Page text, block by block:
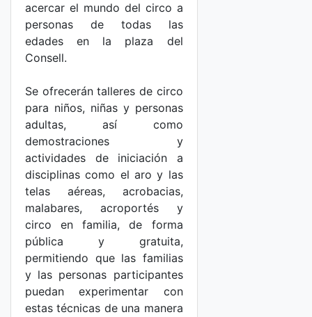
acercar el mundo del circo a
personas de todas las
edades en la plaza del
Consell.
Se ofrecerán talleres de circo
para niños, niñas y personas
adultas, así como
demostraciones y
actividades de iniciación a
disciplinas como el aro y las
telas aéreas, acrobacias,
malabares, acroportés y
circo en familia, de forma
pública y gratuita,
permitiendo que las familias
y las personas participantes
puedan experimentar con
estas técnicas de una manera